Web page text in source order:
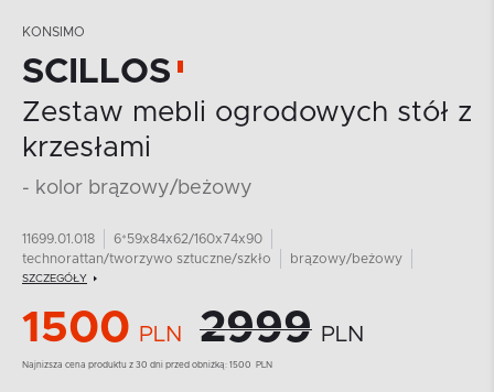
KONSIMO
SCILLOS
Zestaw mebli ogrodowych stół z
krzesłami
- kolor brązowy/beżowy
11699.01.018
6*59x84x62/160x74x90
technorattan/tworzywo sztuczne/szkło
brązowy/beżowy
SZCZEGÓŁY
1500 PLN 2999 PLN
Najnizsza cena produktu z 30 dni przed obniżką: 1500 PLN